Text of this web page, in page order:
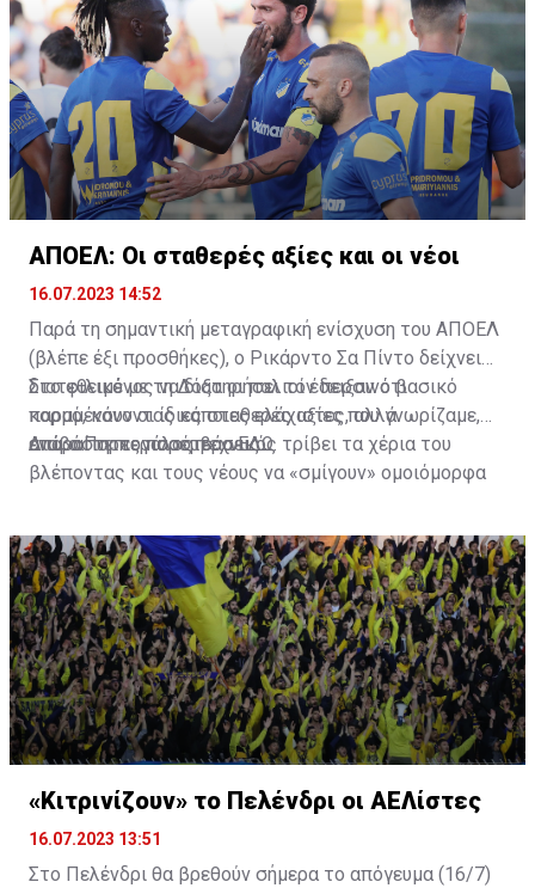
ΑΠΟΕΛ: Οι σταθερές αξίες και οι νέοι
16.07.2023 14:52
Παρά τη σημαντική μεταγραφική ενίσχυση του ΑΠΟΕΛ
(βλέπε έξι προσθήκες), ο Ρικάρντο Σα Πίντο δείχνει
διατεθειμένος να διατηρήσει τον περσινό βασικό
κορμό, κάνοντας κάποιες ελάχιστες, αλλά
απαραίτητες παρεμβάσεις.
Στο φιλικό με τη Δόξα οι παλιοί έδειξαν ότι
παραμένουν οι ίδιες σταθερές αξίες που γνωρίζαμε,
ενώ ο Πορτογάλος τεχνικός τρίβει τα χέρια του
βλέποντας και τους νέους να «σμίγουν» ομοιόμορφα
Διαβάστε περισσότεραΕΔΩ.
«Κιτρινίζουν» το Πελένδρι οι ΑΕΛίστες
16.07.2023 13:51
Στο Πελένδρι θα βρεθούν σήμερα το απόγευμα (16/7)